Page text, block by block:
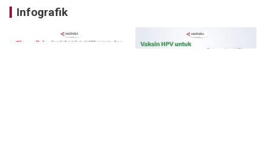
Infografik